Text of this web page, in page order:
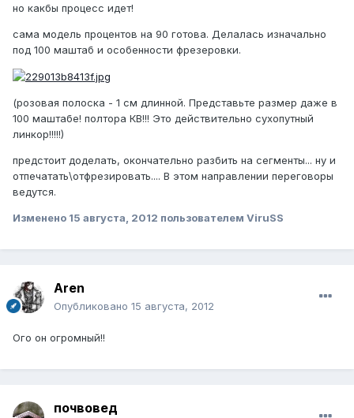
но какбы процесс идет!
сама модель процентов на 90 готова. Делалась изначально
под 100 маштаб и особенности фрезеровки.
(розовая полоска - 1 см длинной. Представьте размер даже в
100 маштабе! полтора КВ!!! Это действительно сухопутный
линкор!!!!!)
предстоит доделать, окончательно разбить на сегменты... ну и
отпечатать\отфрезировать.... В этом направлении переговоры
ведутся.
Изменено 15 августа, 2012 пользователем ViruSS
Aren
Опубликовано 15 августа, 2012
Ого он огромный!!
почвовед